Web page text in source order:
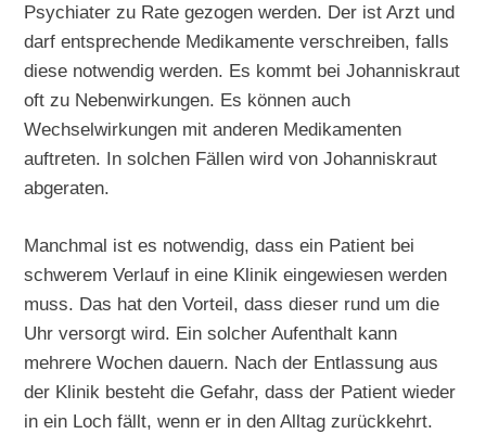
Psychiater zu Rate gezogen werden. Der ist Arzt und
darf entsprechende Medikamente verschreiben, falls
diese notwendig werden. Es kommt bei Johanniskraut
oft zu Nebenwirkungen. Es können auch
Wechselwirkungen mit anderen Medikamenten
auftreten. In solchen Fällen wird von Johanniskraut
abgeraten.
Manchmal ist es notwendig, dass ein Patient bei
schwerem Verlauf in eine Klinik eingewiesen werden
muss. Das hat den Vorteil, dass dieser rund um die
Uhr versorgt wird. Ein solcher Aufenthalt kann
mehrere Wochen dauern. Nach der Entlassung aus
der Klinik besteht die Gefahr, dass der Patient wieder
in ein Loch fällt, wenn er in den Alltag zurückkehrt.